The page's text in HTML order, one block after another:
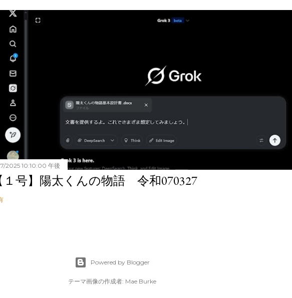
2025 10:10:00 午後
１号】陽太くんの物語 令和070327
Powered by Blogger
テーマ画像の作成者: Mae Burke